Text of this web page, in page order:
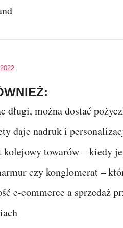
długi, można dostać
daje nadruk i
kolejowy towarów – kiedy
czy konglomerat –
e-commerce a sprzedaż